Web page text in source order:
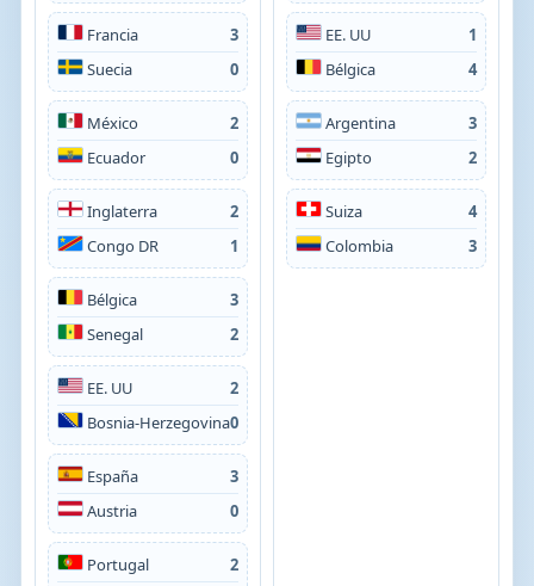
Francia
3
Suecia
0
México
2
Ecuador
0
Inglaterra
2
Congo DR
1
Bélgica
3
Senegal
2
EE. UU
2
Bosnia-Herzegovina0
España
3
Austria
0
Portugal 2
EE. UU
1
Bélgica
4
Argentina
3
Egipto
2
Suiza
4
Colombia
3